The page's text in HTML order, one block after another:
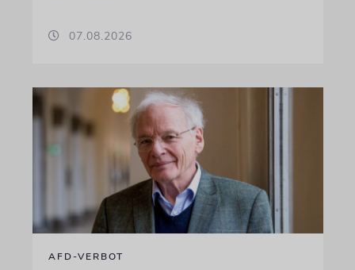
07.08.2026
AFD-VERBOT